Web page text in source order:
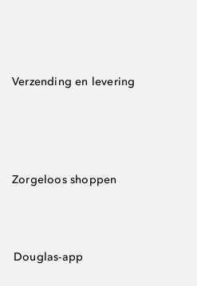
Verzending en levering
Zorgeloos shoppen
Douglas-app